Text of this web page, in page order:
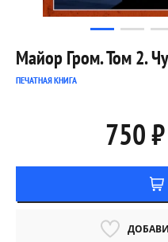
Майор Гром. Том 2.
ПЕЧАТНАЯ КНИГА
750 ₽